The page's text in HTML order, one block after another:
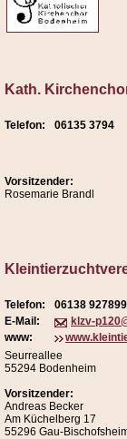
Kath.
Telefon: 06135 3794
Vorsitzender:
Rosemarie Brandl
Telefon:
06138
E-Mail:
klzv-
www:
Seurreallee
55294 Bodenheim
Vorsitzender:
Andreas Becker
Am Küchelberg 17
55296 Gau-